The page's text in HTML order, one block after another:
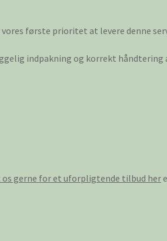
første prioritet at levere denne
indpakning og korrekt håndtering
gerne for et uforpligtende tilbud her